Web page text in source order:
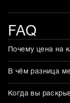
FAQ
Почему цена на
В чём разница
Когда вы